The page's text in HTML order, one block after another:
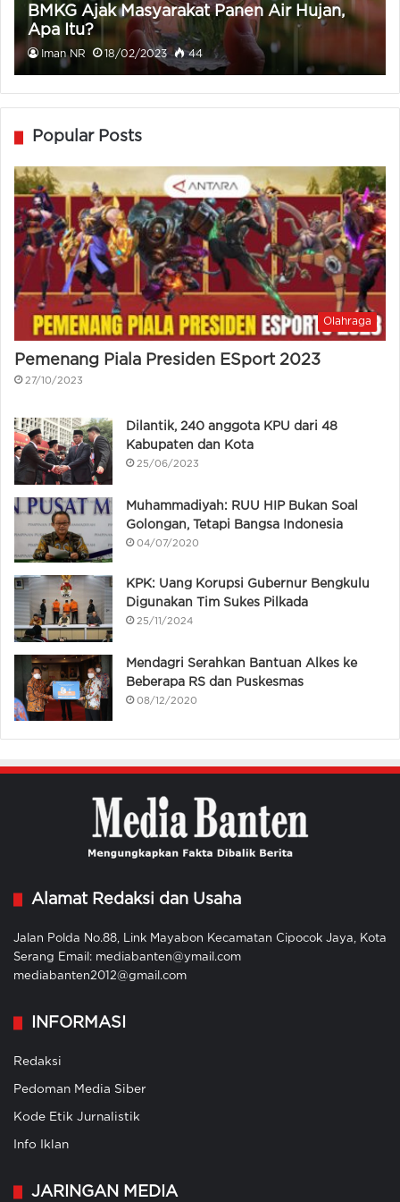
BMKG Ajak Masyarakat Panen Air Hujan,
Apa Itu?
Iman NR 18/02/2023 44
Popular Posts
Olahraga
Pemenang Piala Presiden ESport 2023
27/10/2023
Dilantik, 240 anggota KPU dari 48
Kabupaten dan Kota
25/06/2023
Muhammadiyah: RUU HIP Bukan Soal
Golongan, Tetapi Bangsa Indonesia
04/07/2020
KPK: Uang Korupsi Gubernur Bengkulu
Digunakan Tim Sukes Pilkada
25/11/2024
Mendagri Serahkan Bantuan Alkes ke
Beberapa RS dan Puskesmas
08/12/2020
Alamat Redaksi dan Usaha
Jalan Polda No.88, Link Mayabon Kecamatan Cipocok Jaya, Kota
Serang Email: mediabanten@ymail.com
mediabanten2012@gmail.com
INFORMASI
Redaksi
Pedoman Media Siber
Kode Etik Jurnalistik
Info Iklan
JARINGAN MEDIA